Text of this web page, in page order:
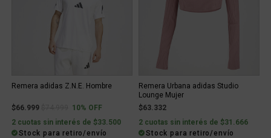
Remera adidas Z.N.E. Hombre
$66.999 Price reduced from
to10% OFF
2 cuotas sin interés de $33.500
Stock para retiro/envío
Remera Urbana adidas Studio
Lounge Mujer
$63.332
2 cuotas sin interés de $31.666
Stock para retiro/envío